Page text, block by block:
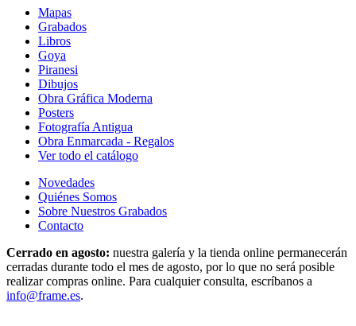
Mapas
Grabados
Libros
Goya
Piranesi
Dibujos
Obra Gráfica Moderna
Posters
Fotografía Antigua
Obra Enmarcada - Regalos
Ver todo el catálogo
Novedades
Quiénes Somos
Sobre Nuestros Grabados
Contacto
Cerrado en agosto: nuestra galería y la tienda online permanecerán
cerradas durante todo el mes de agosto, por lo que no será posible
realizar compras online. Para cualquier consulta, escríbanos a
info@frame.es.